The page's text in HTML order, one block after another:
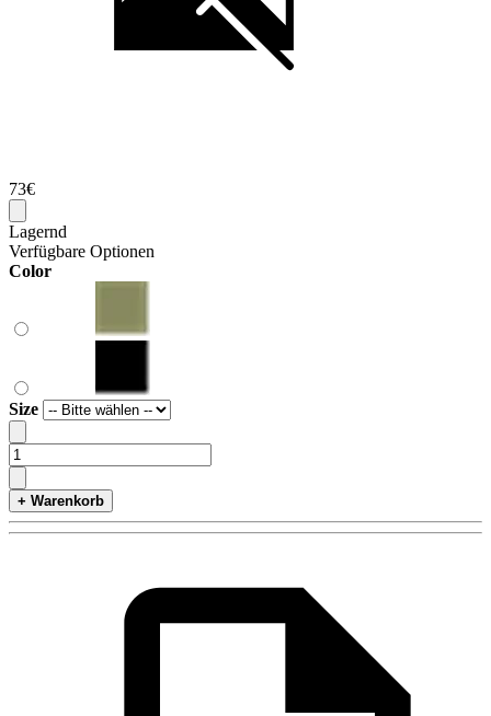
73€
Lagernd
Verfügbare Optionen
Color
Size
+ Warenkorb